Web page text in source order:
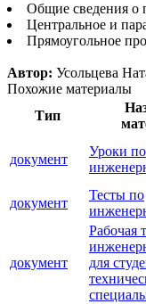
Общие сведения о
Центральное и
Прямоугольное
Автор: Усольцева
Похожие материалы
Тип
документ
Уроки по
документ
Тесты по
документ
Рабочая
для